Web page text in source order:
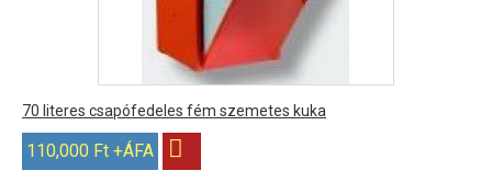
70 literes csapófedeles fém szemetes kuka
110,000 Ft +ÁFA